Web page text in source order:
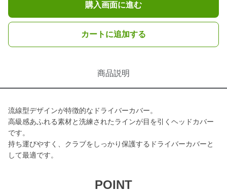
購入画面に進む
カートに追加する
商品説明
流線型デザインが特徴的なドライバーカバー。
高級感あふれる素材と洗練されたラインが目を引くヘッドカバー
です。
持ち運びやすく、クラブをしっかり保護するドライバーカバーと
して最適です。
POINT